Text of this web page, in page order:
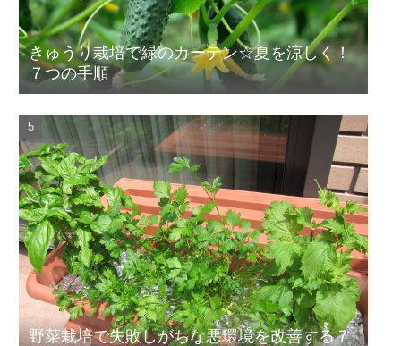
きゅうり栽培で緑のカーテン☆夏を涼しく！
７つの手順
野菜栽培で失敗しがちな悪環境を改善する７